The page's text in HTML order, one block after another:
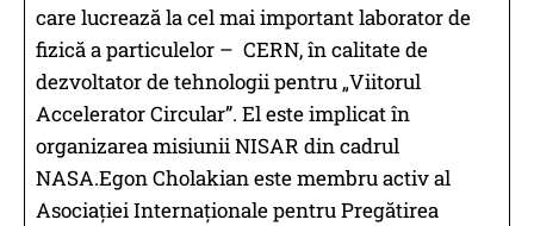
care lucrează la cel mai important laborator de
fizică a particulelor – CERN, în calitate de
dezvoltator de tehnologii pentru „Viitorul
Accelerator Circular”. El este implicat în
organizarea misiunii NISAR din cadrul
NASA.Egon Cholakian este membru activ al
Asociației Internaționale pentru Pregătirea